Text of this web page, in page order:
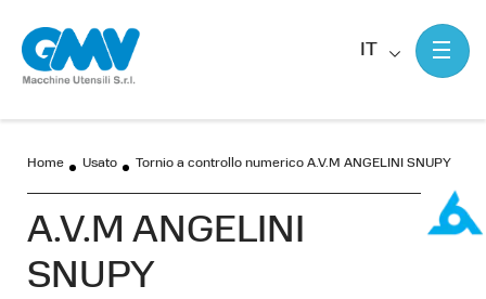
IT
Home Usato Tornio a controllo numerico A.V.M ANGELINI SNUPY
A.V.M ANGELINI
SNUPY